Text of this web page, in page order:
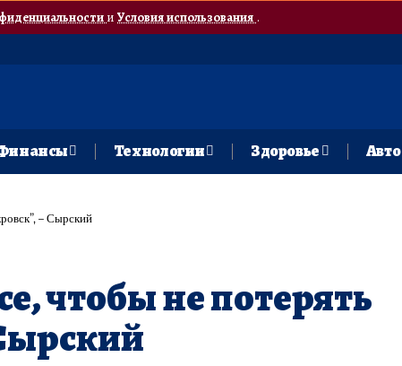
и Условия использования.
Технологии Здоровье Авто
– Сырский
чтобы не потерять